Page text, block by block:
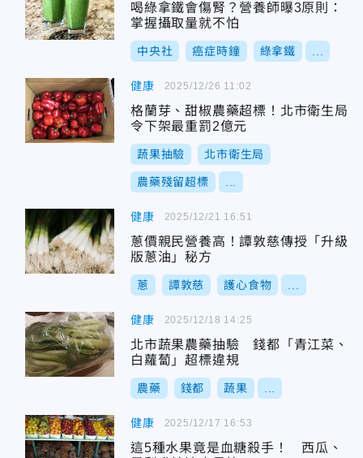
喝綠拿鐵會傷腎？營養師曝3原則：
掌握攝取量就不怕
中央社 癌症時鐘 綠拿鐵
健康
格蘭芽、甜椒農藥超標！北市衛生局
令下架最重罰2億元
蔬果抽驗 北市衛生局
農藥殘留超標
2025/12/26 11:02
健康
蔥價親民營養高！譚敦慈傳授「升級
版蔥油」秘方
蔥 譚敦慈 護心食物
2025/12/21 16:51
健康
北市蔬果農藥抽驗 錢都「青江菜、
白蘿蔔」超標違規
農藥 錢都 蔬果
2025/12/18 14:25
健康
這5種水果竟是血糖殺手！ 西瓜、
2025/12/17 16:53